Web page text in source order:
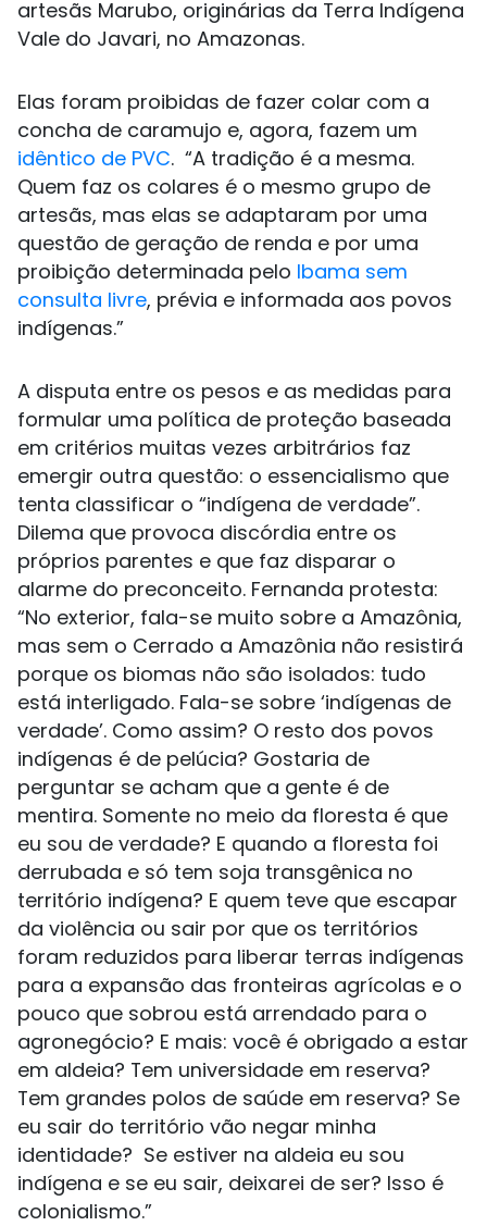
artesãs Marubo, originárias da Terra Indígena
Vale do Javari, no Amazonas.
Elas foram proibidas de fazer colar com a
concha de caramujo e, agora, fazem um
idêntico de PVC. “A tradição é a mesma.
Quem faz os colares é o mesmo grupo de
artesãs, mas elas se adaptaram por uma
questão de geração de renda e por uma
proibição determinada pelo Ibama sem
consulta livre, prévia e informada aos povos
indígenas.”
A disputa entre os pesos e as medidas para
formular uma política de proteção baseada
em critérios muitas vezes arbitrários faz
emergir outra questão: o essencialismo que
tenta classificar o “indígena de verdade”.
Dilema que provoca discórdia entre os
próprios parentes e que faz disparar o
alarme do preconceito. Fernanda protesta:
“No exterior, fala-se muito sobre a Amazônia,
mas sem o Cerrado a Amazônia não resistirá
porque os biomas não são isolados: tudo
está interligado. Fala-se sobre ‘indígenas de
verdade’. Como assim? O resto dos povos
indígenas é de pelúcia? Gostaria de
perguntar se acham que a gente é de
mentira. Somente no meio da floresta é que
eu sou de verdade? E quando a floresta foi
derrubada e só tem soja transgênica no
território indígena? E quem teve que escapar
da violência ou sair por que os territórios
foram reduzidos para liberar terras indígenas
para a expansão das fronteiras agrícolas e o
pouco que sobrou está arrendado para o
agronegócio? E mais: você é obrigado a estar
em aldeia? Tem universidade em reserva?
Tem grandes polos de saúde em reserva? Se
eu sair do território vão negar minha
identidade? Se estiver na aldeia eu sou
indígena e se eu sair, deixarei de ser? Isso é
colonialismo.”